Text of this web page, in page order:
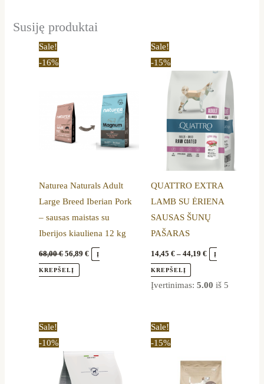
Susiję produktai
Sale!
-16%
Naturea Naturals Adult
Large Breed Iberian Pork
– sausas maistas su
Iberijos kiauliena 12 kg
68,00€ 56,89€ Į
KREPŠELĮ
Sale!
-15%
QUATTRO EXTRA
LAMB SU ĖRIENA
SAUSAS ŠUNŲ
PAŠARAS
14,45 € – 44,19 €
through
44,19 €
Į
KREPŠELĮ
multiple
variants.
The
options
may
be
chosen
on
the
page
Įvertinimas: 5.00 iš 5
Sale!
-10%
through
has
multiple
Sale!
-15%
44,19 €